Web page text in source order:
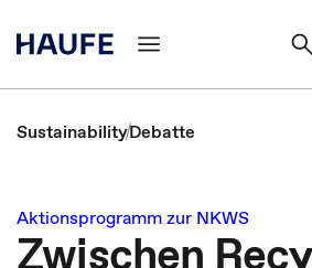
SustainabilityDebatte
Aktionsprogramm zur NKWS
Zwischen